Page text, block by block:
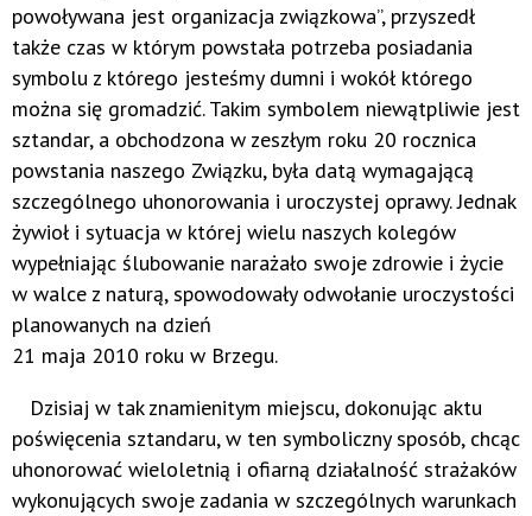
powoływana jest organizacja związkowa”, przyszedł
także czas w którym powstała potrzeba posiadania
symbolu z którego jesteśmy dumni i wokół którego
można się gromadzić. Takim symbolem niewątpliwie jest
sztandar, a obchodzona w zeszłym roku 20 rocznica
powstania naszego Związku, była datą wymagającą
szczególnego uhonorowania i uroczystej oprawy. Jednak
żywioł i sytuacja w której wielu naszych kolegów
wypełniając ślubowanie narażało swoje zdrowie i życie
w walce z naturą, spowodowały odwołanie uroczystości
planowanych na dzień
21 maja 2010 roku w Brzegu.
Dzisiaj w tak znamienitym miejscu, dokonując aktu
poświęcenia sztandaru, w ten symboliczny sposób, chcąc
uhonorować wieloletnią i ofiarną działalność strażaków
wykonujących swoje zadania w szczególnych warunkach